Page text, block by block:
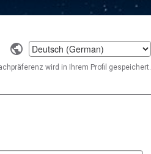
Select
a
language
wird in Ihrem Profil gespeichert.